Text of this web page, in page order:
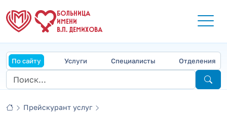
БОЛЬНИЦА
ИМЕНИ
В.П. ДЕМИХОВА
По сайту Услуги Специалисты Отделения
Прейскурант услуг